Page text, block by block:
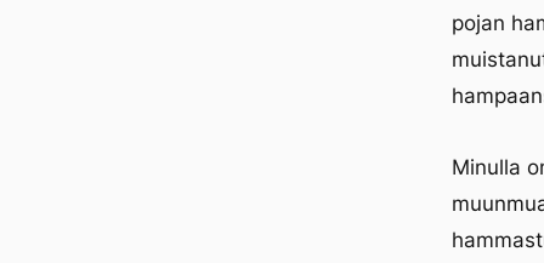
pojan
Minulla